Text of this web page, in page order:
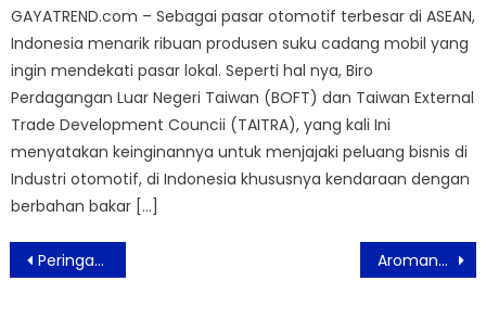
GAYATREND.com – Sebagai pasar otomotif terbesar di ASEAN,
Indonesia menarik ribuan produsen suku cadang mobil yang
ingin mendekati pasar lokal. Seperti hal nya, Biro
Perdagangan Luar Negeri Taiwan (BOFT) dan Taiwan External
Trade Development Councii (TAITRA), yang kali Ini
menyatakan keinginannya untuk menjajaki peluang bisnis di
Industri otomotif, di Indonesia khususnya kendaraan dengan
berbahan bakar […]
Post
navigation
Peringati Bulan Kesadaran Kanker Payudara, YOU Beauty Kampanyekan #YOUnitedInPink Aromanya Tahan Lama, Parfum Eydis by Jolaine Didesain Travel Friendly